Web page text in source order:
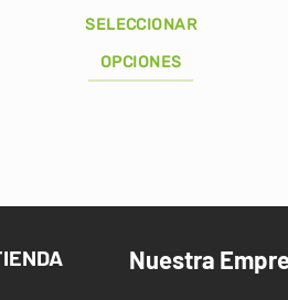
SELECCIONAR
OPCIONES
variantes.
opciones
Nuestra